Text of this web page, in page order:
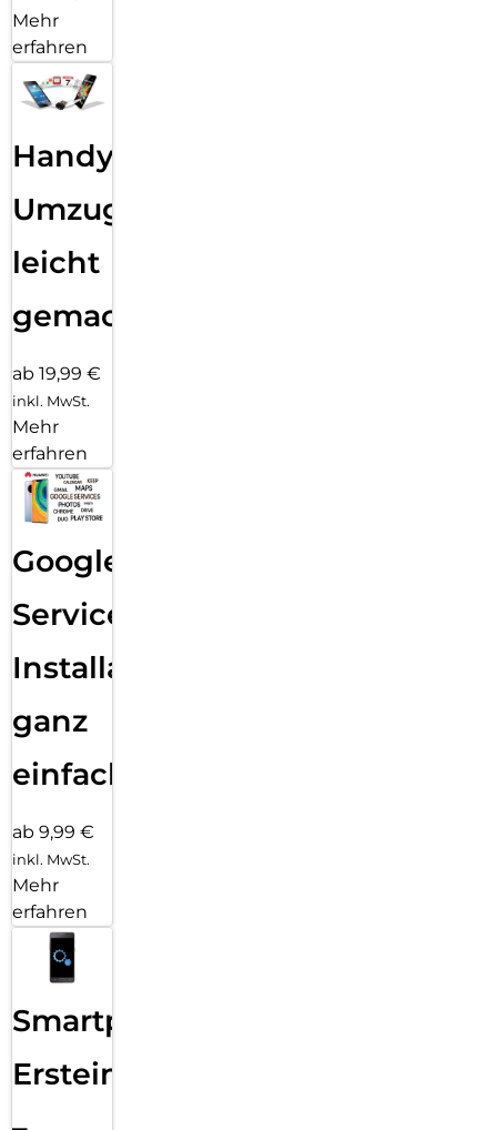
Mehr
erfahren
Handy
Umzug
leicht
gemacht!
ab 19,99 €
inkl. MwSt.
Mehr
erfahren
Google
Services
Installation
ganz
einfach
ab 9,99 €
inkl. MwSt.
Mehr
erfahren
Smartphone
Ersteinrichtung